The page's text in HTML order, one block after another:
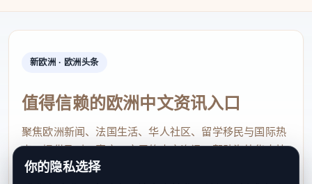
新欧洲 · 欧洲头条
值得信赖的欧洲中文资讯入口
聚焦欧洲新闻、法国生活、华人社区、留学移民与国际热
点，提供及时、真实、实用的中文资讯，帮助海外华人快
速了解欧洲动态。
你的隐私选择